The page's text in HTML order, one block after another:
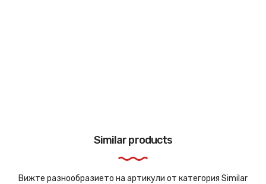
Similar products
Вижте разнообразието на артикули от категория Similar